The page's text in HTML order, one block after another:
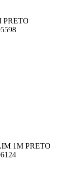
PRETO
1M PRETO